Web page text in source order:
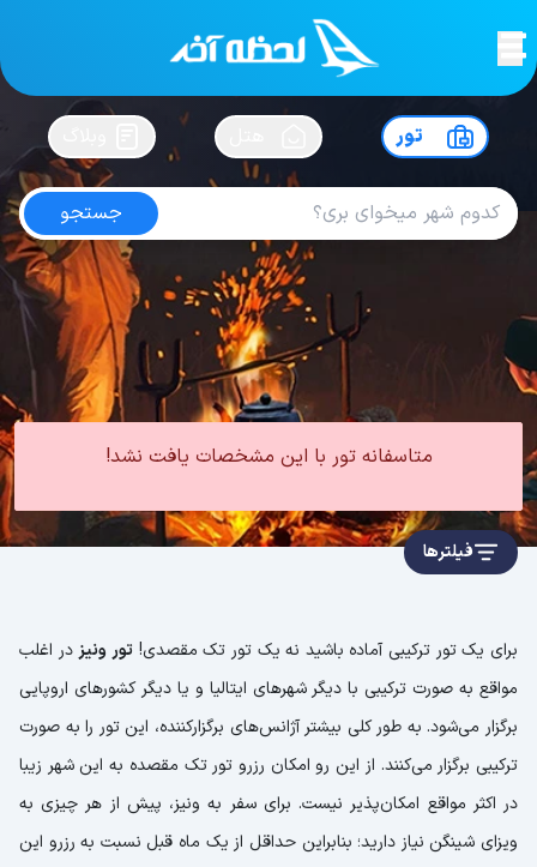
لحظه آخرسفرت رو بساز !
تور
جستجو
تور ونیز
4.3 از 5| از370 کاربر
لحظه آخر تور ایتالیا تور ونیز
متاسفانه تور با این مشخصات یافت نشد!
فیلترها
برای یک تور ترکیبی آماده باشید نه یک تور تک مقصدی! تور ونیز در اغلب
مواقع به صورت ترکیبی با دیگر شهرهای ایتالیا و یا دیگر کشورهای اروپایی
برگزار می‌شود. به طور کلی بیشتر آژانس‌های برگزارکننده، این تور را به صورت
ترکیبی برگزار می‌کنند. از این رو امکان رزرو تور تک مقصده به این شهر زیبا
در اکثر مواقع امکان‌پذیر نیست. برای سفر به ونیز، پیش از هر چیزی به
ویزای شینگن نیاز دارید؛ بنابراین حداقل از یک ماه قبل نسبت به رزرو این